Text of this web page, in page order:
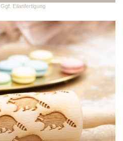
Eilanfertigung